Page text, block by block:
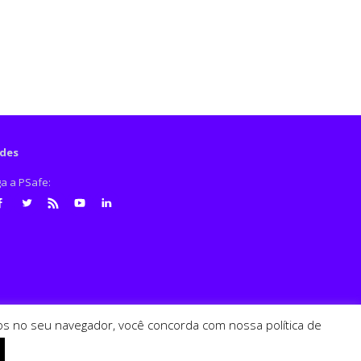
a PSafe:
no seu navegador, você concorda com nossa política de